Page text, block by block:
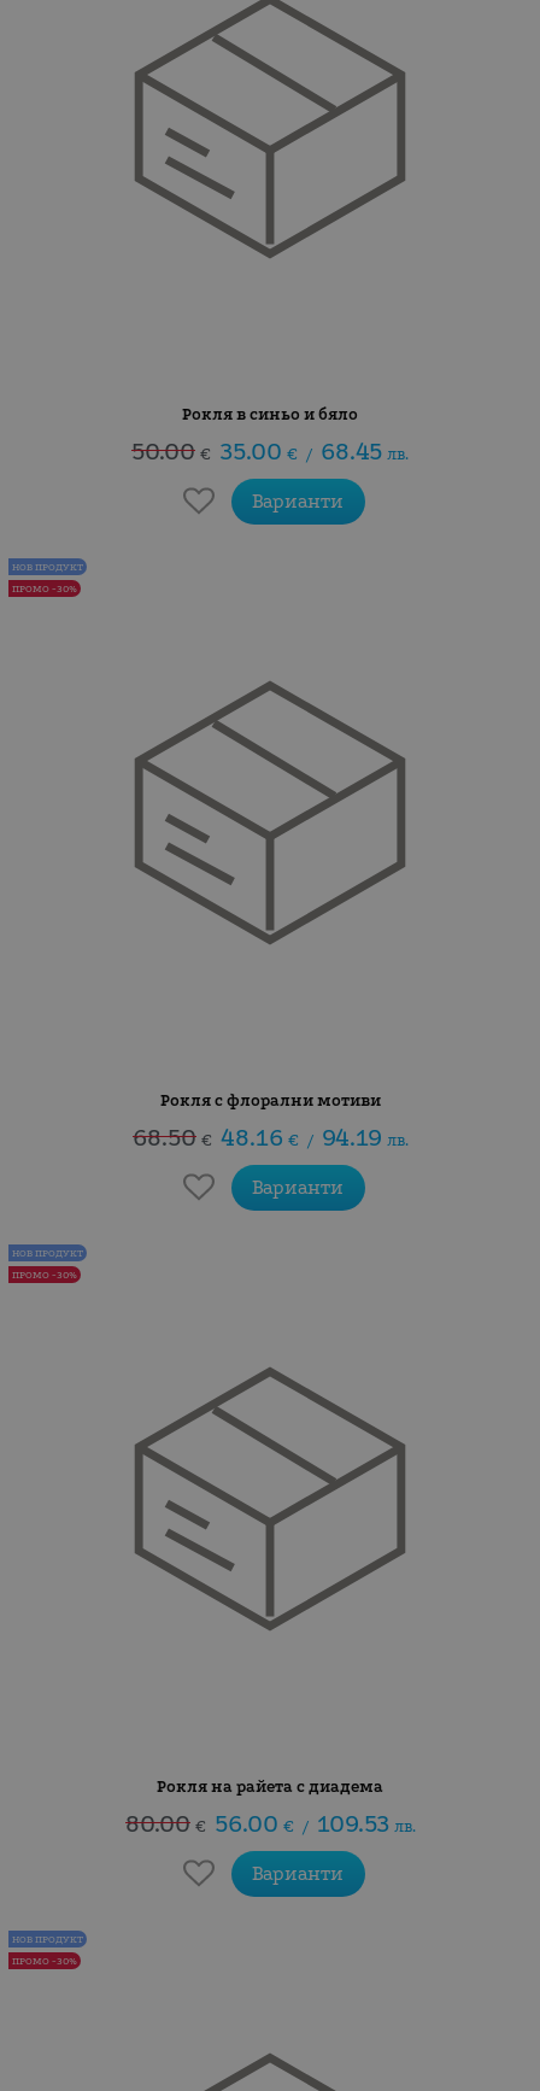
Рокля в синьо и бяло
50.00 € 35.00 € / 68.45 лв.
Варианти
Рокля с флорални мотиви
68.50 € 48.16 € / 94.19 лв.
Варианти
НОВ ПРОДУКТ
ПРОМО -30%
Рокля на райета с диадема
80.00 € 56.00 € / 109.53 лв.
Варианти
НОВ ПРОДУКТ
ПРОМО -30%
НОВ ПРОДУКТ
ПРОМО -30%